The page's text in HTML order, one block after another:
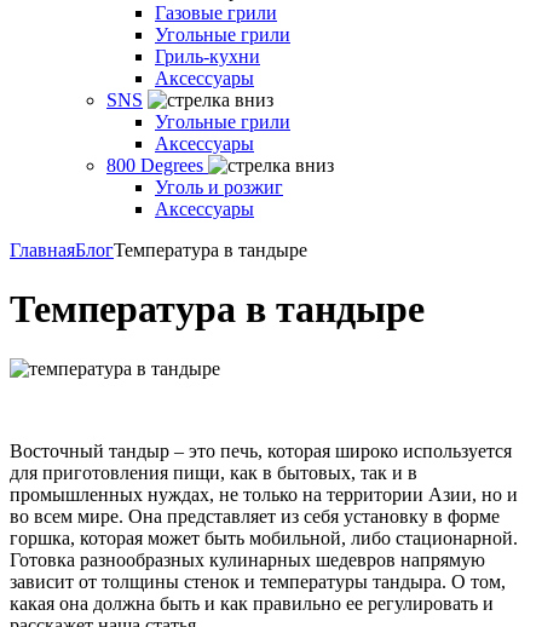
Газовые грили
Угольные грили
Гриль-кухни
Аксессуары
SNS
Угольные грили
Аксессуары
800 Degrees
Уголь и розжиг
Аксессуары
ГлавнаяБлогТемпература в тандыре
Температура в тандыре
Восточный тандыр – это печь, которая широко используется
для приготовления пищи, как в бытовых, так и в
промышленных нуждах, не только на территории Азии, но и
во всем мире. Она представляет из себя установку в форме
горшка, которая может быть мобильной, либо стационарной.
Готовка разнообразных кулинарных шедевров напрямую
зависит от толщины стенок и температуры тандыра. О том,
какая она должна быть и как правильно ее регулировать и